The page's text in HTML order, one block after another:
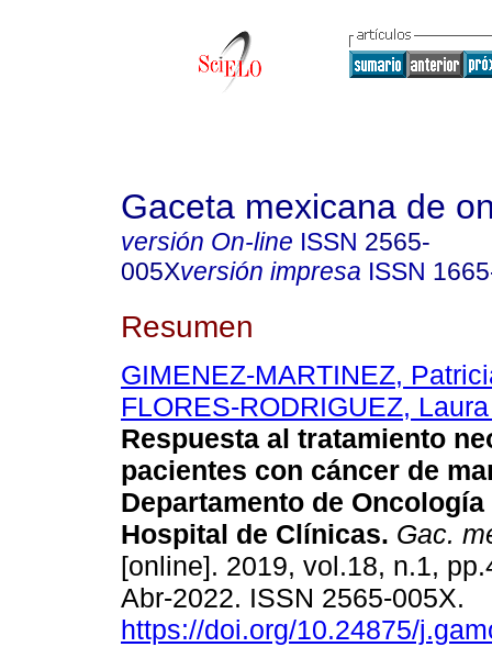
Gaceta mexicana de
versión On-line ISSN 2565-
005Xversión impresa ISSN
Resumen
GIMENEZ-MARTINEZ,
FLORES-RODRIGUEZ,
Respuesta al tratamiento
pacientes con cáncer de
Departamento de
Hospital de Clínicas. Gac.
[online]. 2019, vol.18, n.1,
Abr-2022. ISSN 2565-005X.
https://doi.org/10.24875/